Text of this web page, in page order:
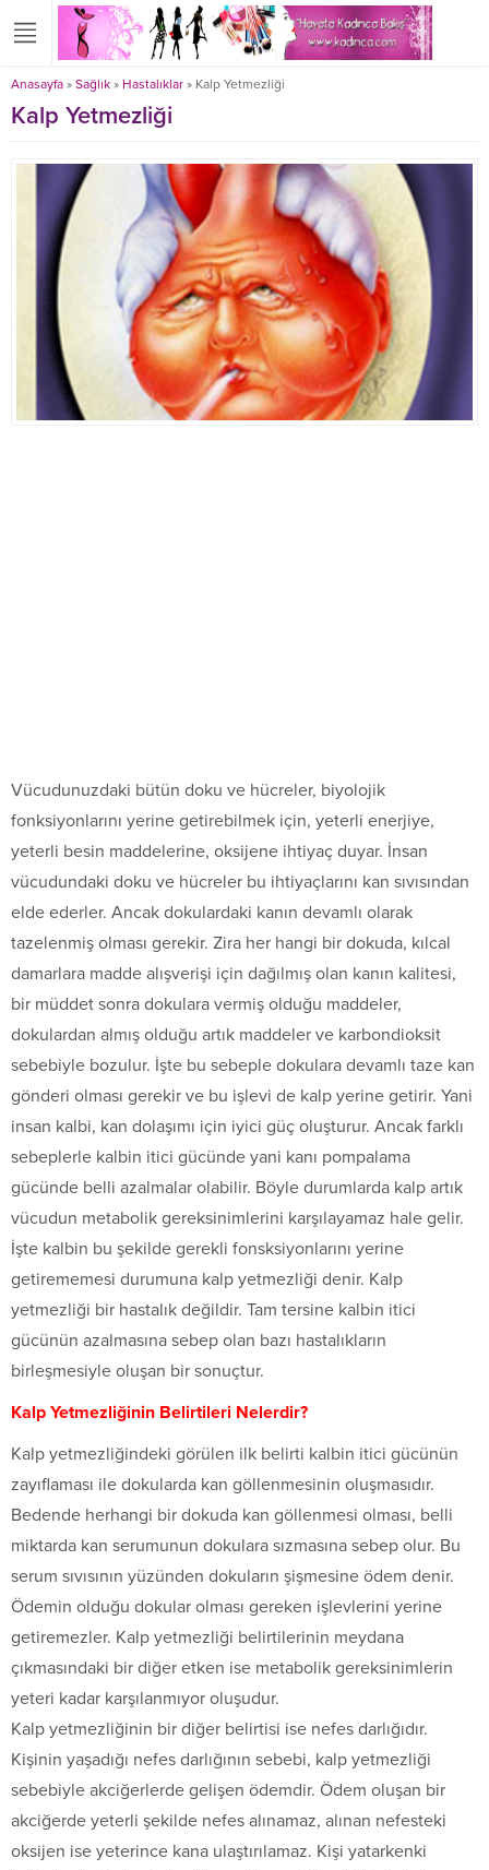
Anasayfa » Sağlık » Hastalıklar » Kalp Yetmezliği
Kalp Yetmezliği
Vücudunuzdaki bütün doku ve hücreler, biyolojik
fonksiyonlarını yerine getirebilmek için, yeterli enerjiye,
yeterli besin maddelerine, oksijene ihtiyaç duyar. İnsan
vücudundaki doku ve hücreler bu ihtiyaçlarını kan sıvısından
elde ederler. Ancak dokulardaki kanın devamlı olarak
tazelenmiş olması gerekir. Zira her hangi bir dokuda, kılcal
damarlara madde alışverişi için dağılmış olan kanın kalitesi,
bir müddet sonra dokulara vermiş olduğu maddeler,
dokulardan almış olduğu artık maddeler ve karbondioksit
sebebiyle bozulur. İşte bu sebeple dokulara devamlı taze kan
gönderi olması gerekir ve bu işlevi de kalp yerine getirir. Yani
insan kalbi, kan dolaşımı için iyici güç oluşturur. Ancak farklı
sebeplerle kalbin itici gücünde yani kanı pompalama
gücünde belli azalmalar olabilir. Böyle durumlarda kalp artık
vücudun metabolik gereksinimlerini karşılayamaz hale gelir.
İşte kalbin bu şekilde gerekli fonsksiyonlarını yerine
getirememesi durumuna kalp yetmezliği denir. Kalp
yetmezliği bir hastalık değildir. Tam tersine kalbin itici
gücünün azalmasına sebep olan bazı hastalıkların
birleşmesiyle oluşan bir sonuçtur.
Kalp Yetmezliğinin Belirtileri Nelerdir?
Kalp yetmezliğindeki görülen ilk belirti kalbin itici gücünün
zayıflaması ile dokularda kan göllenmesinin oluşmasıdır.
Bedende herhangi bir dokuda kan göllenmesi olması, belli
miktarda kan serumunun dokulara sızmasına sebep olur. Bu
serum sıvısının yüzünden dokuların şişmesine ödem denir.
Ödemin olduğu dokular olması gereken işlevlerini yerine
getiremezler. Kalp yetmezliği belirtilerinin meydana
çıkmasındaki bir diğer etken ise metabolik gereksinimlerin
yeteri kadar karşılanmıyor oluşudur.
Kalp yetmezliğinin bir diğer belirtisi ise nefes darlığıdır.
Kişinin yaşadığı nefes darlığının sebebi, kalp yetmezliği
sebebiyle akciğerlerde gelişen ödemdir. Ödem oluşan bir
akciğerde yeterli şekilde nefes alınamaz, alınan nefesteki
oksijen ise yeterince kana ulaştırılamaz. Kişi yatarkenki